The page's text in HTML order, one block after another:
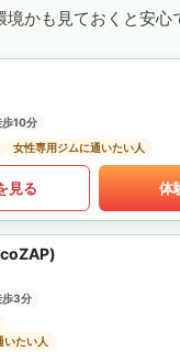
かも見ておくと安心
歩10分
女性専用ジムに通いたい人
見る 体
歩3分
いたい人